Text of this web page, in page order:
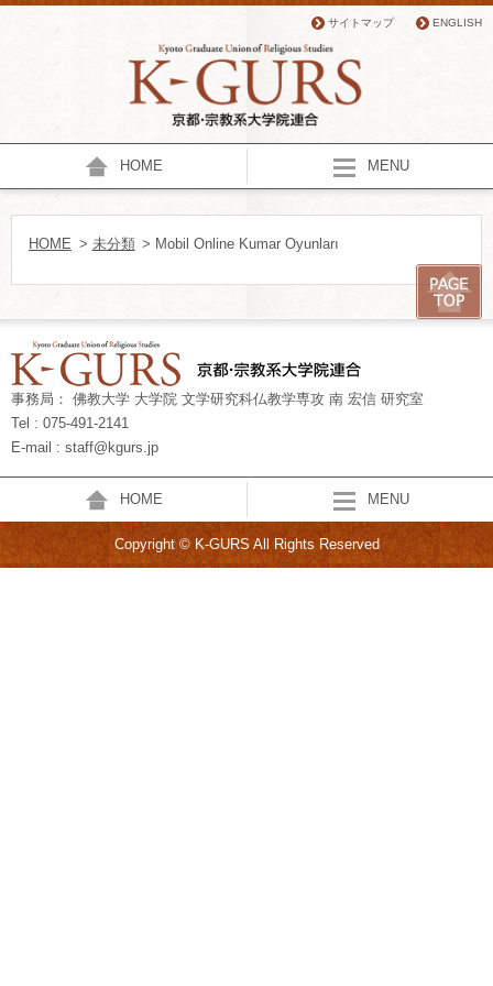
サイトマップ ENGLISH
HOME MENU
HOME > 未分類 > Mobil Online Kumar Oyunları
事務局： 佛教大学 大学院 文学研究科仏教学専攻 南 宏信 研究室
Tel : 075-491-2141
E-mail : staff@kgurs.jp
HOME MENU
Copyright © K-GURS All Rights Reserved